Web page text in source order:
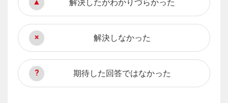
解決したがわかりづらかった
解決しなかった
期待した回答ではなかった